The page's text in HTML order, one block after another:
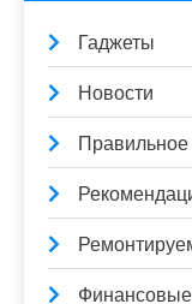
Гаджеты
Новости
Правильное